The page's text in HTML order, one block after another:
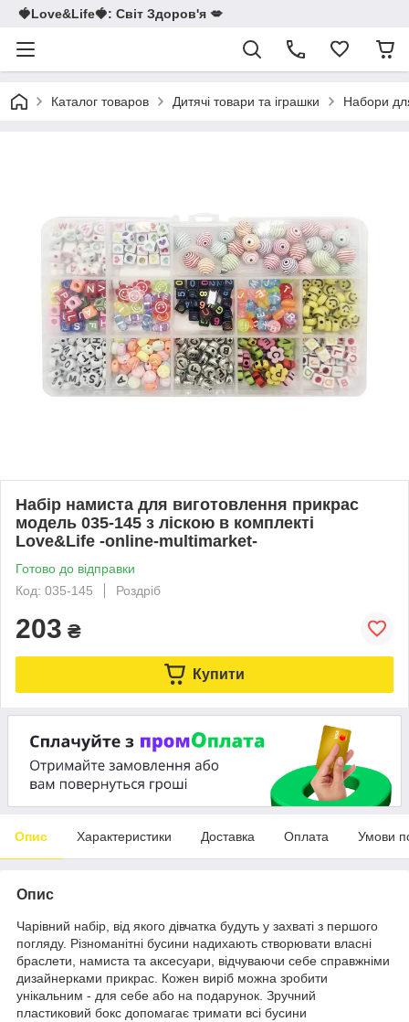
🍓Love&Life🍓: Світ Здоров'я 💋
Каталог товаров Дитячі товари та іграшки Набори
Набір намиста для виготовлення прикрас
модель 035-145 з ліскою в комплекті
Love&Life -online-multimarket-
Готово до відправки
Код: 035-145
Роздріб
203 ₴
Купити
Опис Характеристики Доставка Оплата Умови
Опис
Чарівний набір, від якого дівчатка будуть у захваті з першого
погляду. Різноманітні бусини надихають створювати власні
браслети, намиста та аксесуари, відчуваючи себе справжніми
дизайнерками прикрас. Кожен виріб можна зробити
унікальним - для себе або на подарунок. Зручний
пластиковий бокс допомагає тримати всі бусини